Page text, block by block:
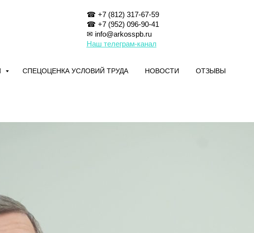
☎ +7 (812) 317-67-59
☎ +7 (952) 096-90-41
✉ info@arkosspb.ru
Наш телеграм-канал
СПЕЦОЦЕНКА УСЛОВИЙ ТРУДА НОВОСТИ ОТЗЫВЫ